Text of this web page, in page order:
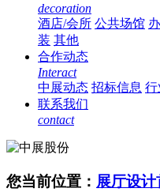
decoration
酒店/会所 公共场馆
装 其他
合作动态
Interact
中展动态 招标信息 行
联系我们
contact
您当前位置： 展厅设计